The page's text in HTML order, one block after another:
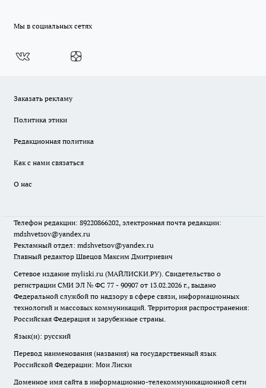
Мы в социальных сетях
Заказать рекламу
Политика этики
Редакционная политика
Как с нами связаться
О нас
Телефон редакции: 89220866202, электронная почта редакции:
mdshvetsov@yandex.ru
Рекламный отдел: mdshvetsov@yandex.ru
Главный редактор Швецов Максим Дмитриевич
Сетевое издание myliski.ru (МАЙЛИСКИ.РУ). Свидетельство о
регистрации СМИ ЭЛ № ФС 77 - 90907 от 13.02.2026 г., выдано
Федеральной службой по надзору в сфере связи, информационных
технологий и массовых коммуникаций. Территория распространения:
Российская Федерация и зарубежные страны.
Язык(и): русский
Перевод наименования (названия) на государственный язык
Российской Федерации: Мои Лиски
Доменное имя сайта в информационно-телекоммуникационной сети